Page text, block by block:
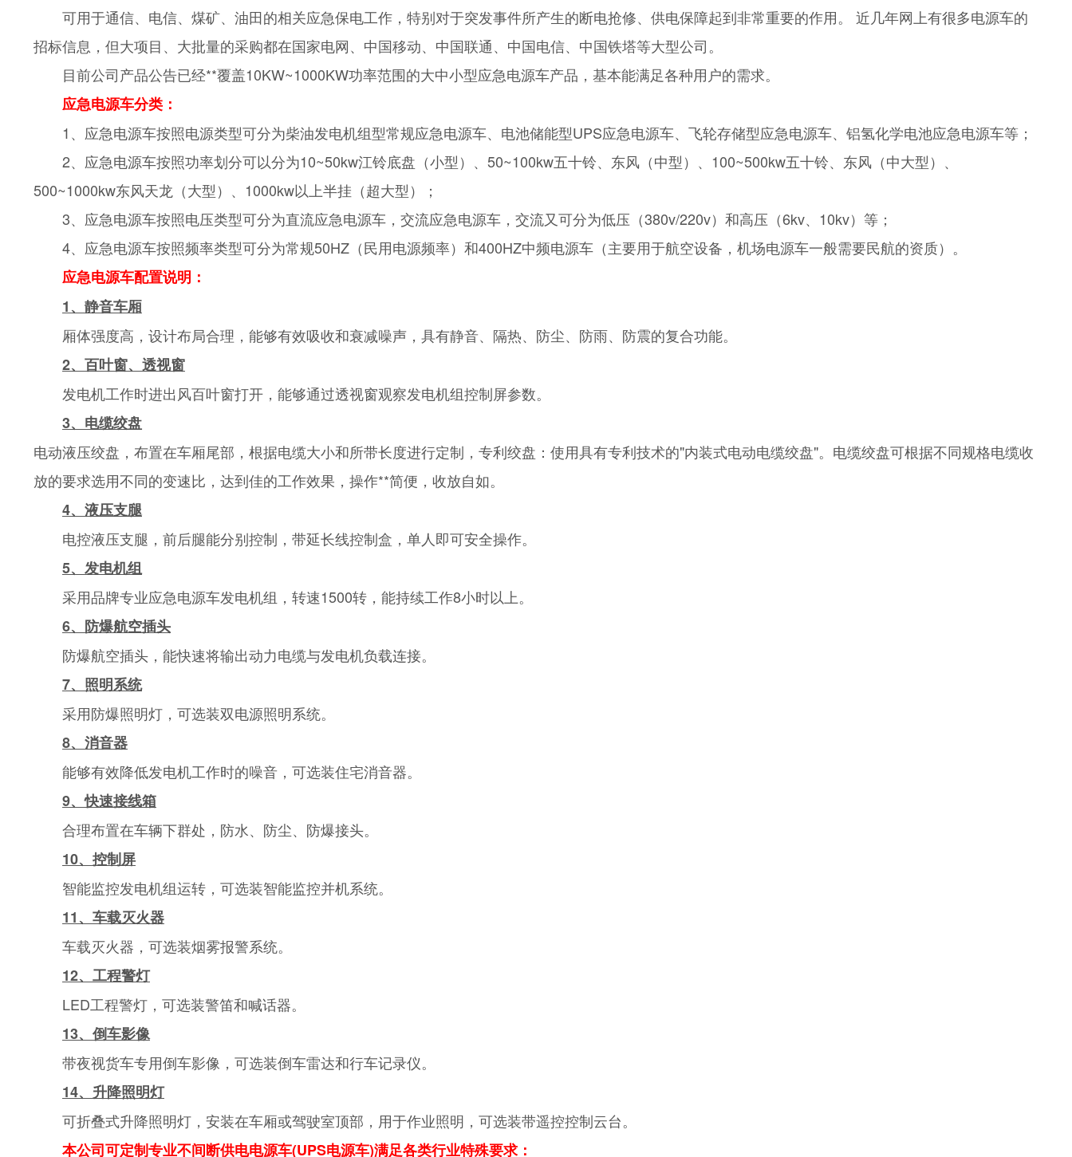
可用于通信、电信、煤矿、油田的相关应急保电工作，特别对于突发事件所产生的断电抢修、供电保障起到非常重要的作用。 近几年网上有很多电源车的
招标信息，但大项目、大批量的采购都在国家电网、中国移动、中国联通、中国电信、中国铁塔等大型公司。
目前公司产品公告已经**覆盖10KW~1000KW功率范围的大中小型应急电源车产品，基本能满足各种用户的需求。
应急电源车分类：
1、应急电源车按照电源类型可分为柴油发电机组型常规应急电源车、电池储能型UPS应急电源车、飞轮存储型应急电源车、铝氢化学电池应急电源车等；
2、应急电源车按照功率划分可以分为10~50kw江铃底盘（小型）、50~100kw五十铃、东风（中型）、100~500kw五十铃、东风（中大型）、
500~1000kw东风天龙（大型）、1000kw以上半挂（超大型）；
3、应急电源车按照电压类型可分为直流应急电源车，交流应急电源车，交流又可分为低压（380v/220v）和高压（6kv、10kv）等；
4、应急电源车按照频率类型可分为常规50HZ（民用电源频率）和400HZ中频电源车（主要用于航空设备，机场电源车一般需要民航的资质）。
应急电源车配置说明：
1、静音车厢
厢体强度高，设计布局合理，能够有效吸收和衰减噪声，具有静音、隔热、防尘、防雨、防震的复合功能。
2、百叶窗、透视窗
发电机工作时进出风百叶窗打开，能够通过透视窗观察发电机组控制屏参数。
3、电缆绞盘
电动液压绞盘，布置在车厢尾部，根据电缆大小和所带长度进行定制，专利绞盘：使用具有专利技术的"内装式电动电缆绞盘"。电缆绞盘可根据不同规格电缆收
放的要求选用不同的变速比，达到佳的工作效果，操作**简便，收放自如。
4、液压支腿
电控液压支腿，前后腿能分别控制，带延长线控制盒，单人即可安全操作。
5、发电机组
采用品牌专业应急电源车发电机组，转速1500转，能持续工作8小时以上。
6、防爆航空插头
防爆航空插头，能快速将输出动力电缆与发电机负载连接。
7、照明系统
采用防爆照明灯，可选装双电源照明系统。
8、消音器
能够有效降低发电机工作时的噪音，可选装住宅消音器。
9、快速接线箱
合理布置在车辆下群处，防水、防尘、防爆接头。
10、控制屏
智能监控发电机组运转，可选装智能监控并机系统。
11、车载灭火器
车载灭火器，可选装烟雾报警系统。
12、工程警灯
LED工程警灯，可选装警笛和喊话器。
13、倒车影像
带夜视货车专用倒车影像，可选装倒车雷达和行车记录仪。
14、升降照明灯
可折叠式升降照明灯，安装在车厢或驾驶室顶部，用于作业照明，可选装带遥控控制云台。
本公司可定制专业不间断供电电源车(UPS电源车)满足各类行业特殊要求：